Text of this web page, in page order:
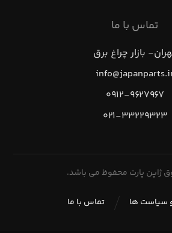
تماس با ما
بازار چراغ برق
۰۹۱۲-۹۶۲۷۹۶۷
۰۲۱-۳۳۲۲۹۳۲۳
ژاپن پارت محفوظ می باشد.
تماس با ما سیاست ها